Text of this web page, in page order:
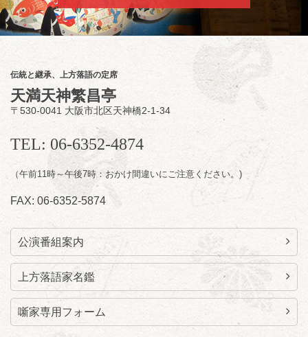
らららのらくご会④
桂雀太「まんじゅうこわい」／桂三度「青
菜」／桂三実「ミュージック野菜ステーショ
ン」／桂九ノ一「胴乱の幸助」／代走みつく
に「なんのこっちゃねんあれこれ」
開演：午後6時（5時30分開場）全席指定
前売3,000円 当日3,500円
お問合せ：らららのらくご会予約事務局
090-6976-1777 email：
lalalanorakugo@gmail.com
伝統と継承、上方落語の定席
天満天神繁昌亭
〒530-0041 大阪市北区天神橋2-1-34
TEL: 06-6352-4874
（午前11時～午後7時：おかけ間違いにご注意ください。)
FAX: 06-6352-5874
公演番組案内
上方落語家名鑑
噺家専用フォーム